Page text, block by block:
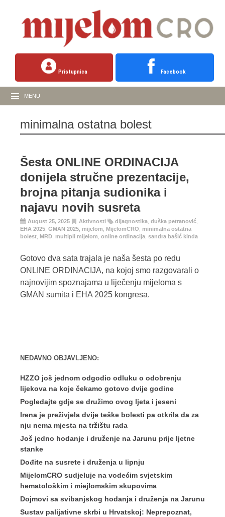
Pristupnica Facebook
MENU
minimalna ostatna bolest
Šesta ONLINE ORDINACIJA
donijela stručne prezentacije,
brojna pitanja sudionika i
najavu novih susreta
August 25, 2025 Aktivnosti dijagnostika duška petranović
EHA 2025 GMAN 2025 mijelom MijelomCRO
minimalna ostatna
bolest MRD multipli mijelom online ordinacija sandra bašić kinda
Gotovo dva sata trajala je naša šesta po redu
ONLINE ORDINACIJA, na kojoj smo razgovarali o
najnovijim spoznajama u liječenju mijeloma s
GMAN sumita i EHA 2025 kongresa.
NEDAVNO OBJAVLJENO:
HZZO još jednom odgodio odluku o odobrenju
lijekova na koje čekamo gotovo dvije godine
Pogledajte gdje se družimo ovog ljeta i jeseni
Irena je preživjela dvije teške bolesti pa otkrila da za
nju nema mjesta na tržištu rada
Još jedno hodanje i druženje na Jarunu prije ljetne
stanke
Dođite na susrete i druženja u lipnju
MijelomCRO sudjeluje na vodećim svjetskim
hematološkim i miejlomskim skupovima
Dojmovi sa svibanjskog hodanja i druženja na Jarunu
Sustav palijativne skrbi u Hrvatskoj: Neprepoznat,